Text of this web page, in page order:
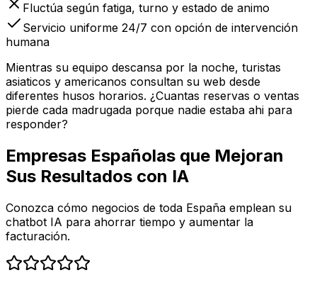
Fluctúa según fatiga, turno y estado de animo
Servicio uniforme 24/7 con opción de intervención
humana
Mientras su equipo descansa por la noche, turistas
asiaticos y americanos consultan su web desde
diferentes husos horarios. ¿Cuantas reservas o ventas
pierde cada madrugada porque nadie estaba ahi para
responder?
Empresas Españolas que Mejoran
Sus Resultados con IA
Conozca cómo negocios de toda España emplean su
chatbot IA para ahorrar tiempo y aumentar la
facturación.